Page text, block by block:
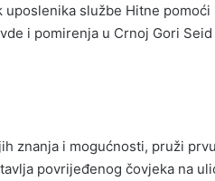
službe Hitne
i pomirenja u Crnoj Gori
znanja i mogućnosti, pruži
povrijeđenog čovjeka na